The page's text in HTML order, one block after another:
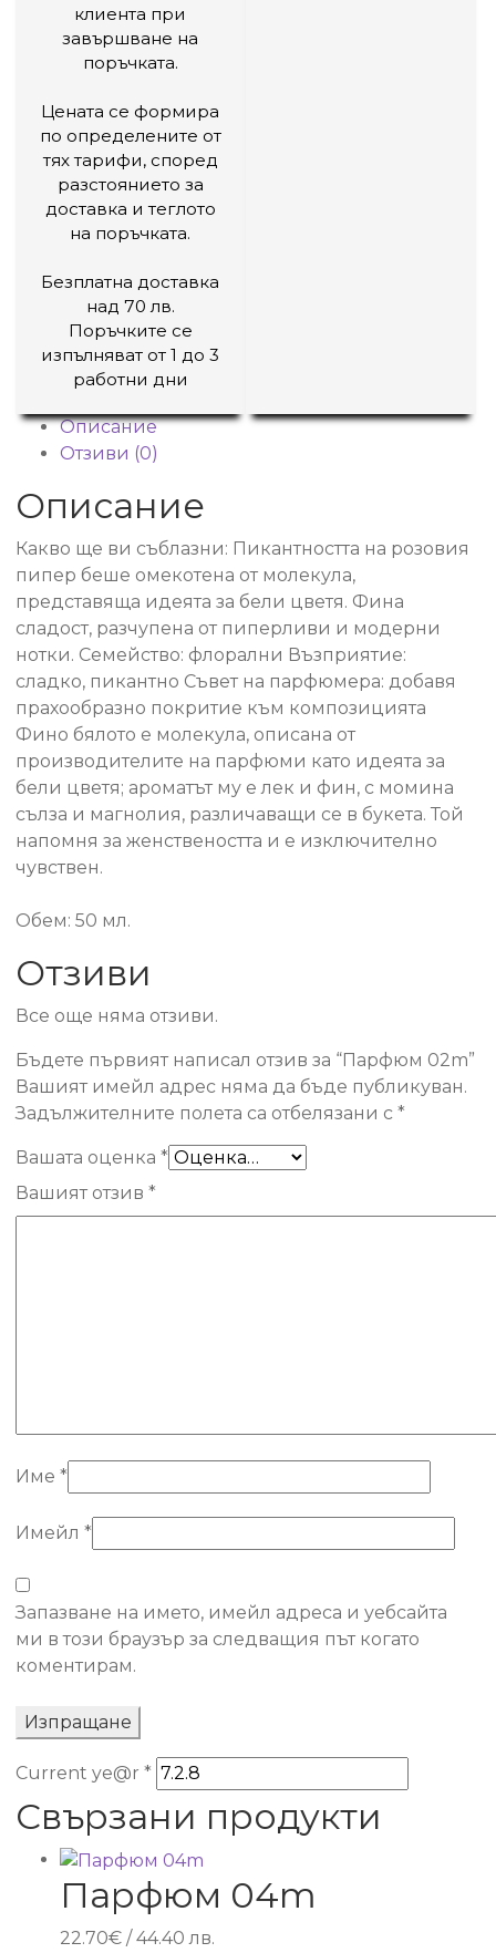
клиента при
завършване на
поръчката.
Цената се формира
по определените от
тях тарифи, според
разстоянието за
доставка и теглото
на поръчката.
Безплатна доставка
над 70 лв.
Поръчките се
изпълняват от 1 до 3
работни дни
Описание
Отзиви (0)
Описание
Какво ще ви съблазни: Пикантността на розовия
пипер беше омекотена от молекула,
представяща идеята за бели цветя. Фина
сладост, разчупена от пиперливи и модерни
нотки. Семейство: флорални Възприятие:
сладко, пикантно Съвет на парфюмера: добавя
прахообразно покритие към композицията
Фино бялото е молекула, описана от
производителите на парфюми като идеята за
бели цветя; ароматът му е лек и фин, с момина
сълза и магнолия, различаващи се в букета. Той
напомня за женствеността и е изключително
чувствен.
Обем: 50 мл.
Отзиви
Все още няма отзиви.
Бъдете първият написал отзив за “Парфюм 02m”
Вашият имейл адрес няма да бъде публикуван.
Задължителните полета са отбелязани с *
Вашата оценка *
Вашият отзив *
Име *
Имейл *
Запазване на името, имейл адреса и уебсайта
ми в този браузър за следващия път когато
коментирам.
Current ye@r *
Свързани продукти
Парфюм 04m
22.70€ / 44.40 лв.